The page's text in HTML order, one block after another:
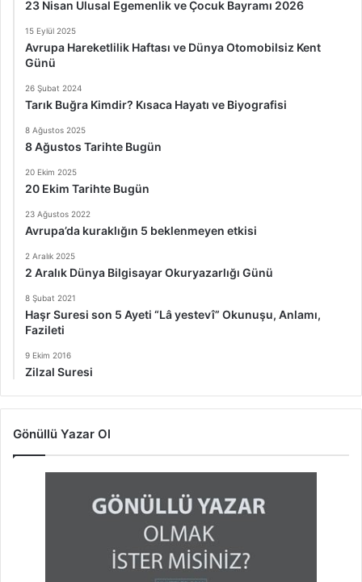
23 Nisan Ulusal Egemenlik ve Çocuk Bayramı 2026
15 Eylül 2025
Avrupa Hareketlilik Haftası ve Dünya Otomobilsiz Kent
Günü
26 Şubat 2024
Tarık Buğra Kimdir? Kısaca Hayatı ve Biyografisi
8 Ağustos 2025
8 Ağustos Tarihte Bugün
20 Ekim 2025
20 Ekim Tarihte Bugün
23 Ağustos 2022
Avrupa’da kuraklığın 5 beklenmeyen etkisi
2 Aralık 2025
2 Aralık Dünya Bilgisayar Okuryazarlığı Günü
8 Şubat 2021
Haşr Suresi son 5 Ayeti “Lâ yestevî” Okunuşu, Anlamı,
Fazileti
9 Ekim 2016
Zilzal Suresi
Gönüllü Yazar Ol